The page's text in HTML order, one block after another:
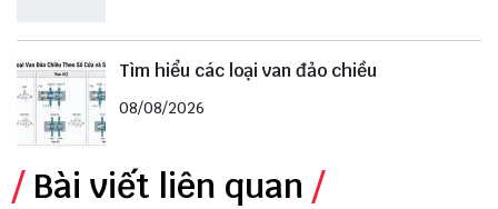
Tìm hiểu các loại van đảo chiều
08/08/2026
Bài viết liên quan